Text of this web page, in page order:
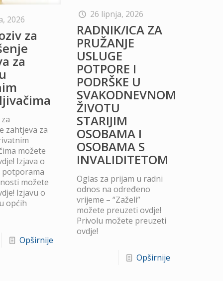
2026
za
za
zahtjeva za
možete
Izjava o
možete
Izjavu o
općih
Opširnije
26 lipnja, 2026
RADNIK/ICA ZA
PRUŽANJE
USLUGE
POTPORE I
PODRŠKE U
SVAKODNEVNOM
ŽIVOTU
STARIJIM
OSOBAMA I
OSOBAMA S
INVALIDITETOM
Oglas za prijam u radni
odnos na određeno
vrijeme – “Zaželi”
možete preuzeti ovdje!
Privolu možete preuzeti
ovdje!
Opširnije